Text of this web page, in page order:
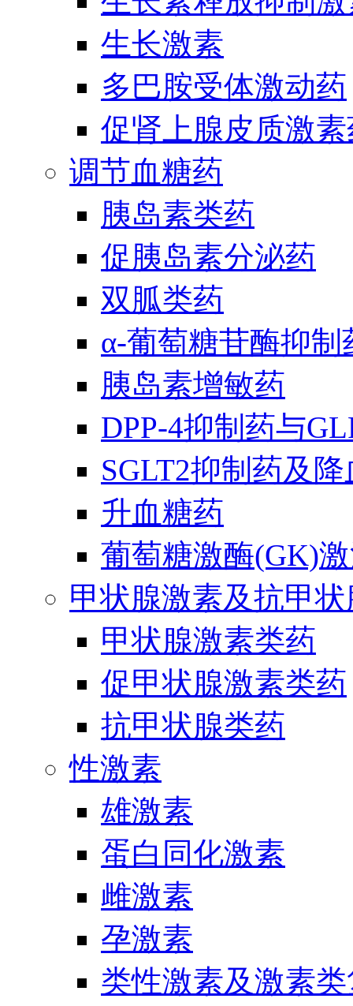
生长激素
多巴胺受体激动药
促肾上腺皮质激
调节血糖药
胰岛素类药
促胰岛素分泌药
双胍类药
α-葡萄糖苷酶抑制
胰岛素增敏药
DPP-4抑制药与
SGLT2抑制药及
升血糖药
葡萄糖激酶(GK)
甲状腺激素及抗甲
甲状腺激素类药
促甲状腺激素类药
抗甲状腺类药
性激素
雄激素
蛋白同化激素
雌激素
孕激素
类性激素及激素